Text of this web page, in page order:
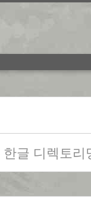
한글 디렉토